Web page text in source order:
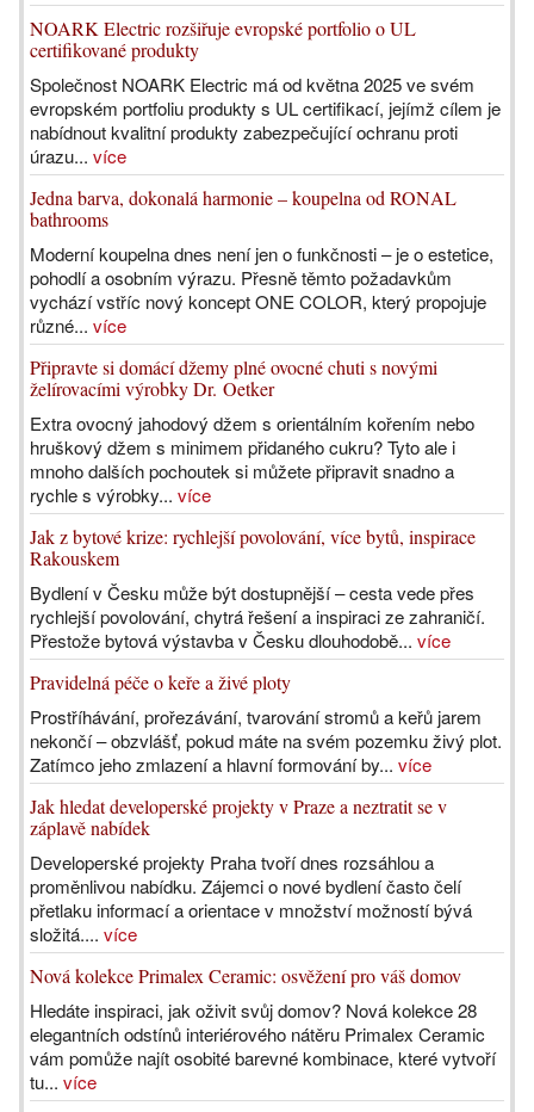
NOARK Electric rozšiřuje evropské portfolio o UL
certifikované produkty
Společnost NOARK Electric má od května 2025 ve svém
evropském portfoliu produkty s UL certifikací, jejímž cílem je
nabídnout kvalitní produkty zabezpečující ochranu proti
úrazu... více
Jedna barva, dokonalá harmonie – koupelna od RONAL
bathrooms
Moderní koupelna dnes není jen o funkčnosti – je o estetice,
pohodlí a osobním výrazu. Přesně těmto požadavkům
vychází vstříc nový koncept ONE COLOR, který propojuje
různé... více
Připravte si domácí džemy plné ovocné chuti s novými
želírovacími výrobky Dr. Oetker
Extra ovocný jahodový džem s orientálním kořením nebo
hruškový džem s minimem přidaného cukru? Tyto ale i
mnoho dalších pochoutek si můžete připravit snadno a
rychle s výrobky... více
Jak z bytové krize: rychlejší povolování, více bytů, inspirace
Rakouskem
Bydlení v Česku může být dostupnější – cesta vede přes
rychlejší povolování, chytrá řešení a inspiraci ze zahraničí.
Přestože bytová výstavba v Česku dlouhodobě... více
Pravidelná péče o keře a živé ploty
Prostříhávání, prořezávání, tvarování stromů a keřů jarem
nekončí – obzvlášť, pokud máte na svém pozemku živý plot.
Zatímco jeho zmlazení a hlavní formování by... více
Jak hledat developerské projekty v Praze a neztratit se v
záplavě nabídek
Developerské projekty Praha tvoří dnes rozsáhlou a
proměnlivou nabídku. Zájemci o nové bydlení často čelí
přetlaku informací a orientace v množství možností bývá
složitá.... více
Nová kolekce Primalex Ceramic: osvěžení pro váš domov
Hledáte inspiraci, jak oživit svůj domov? Nová kolekce 28
elegantních odstínů interiérového nátěru Primalex Ceramic
vám pomůže najít osobité barevné kombinace, které vytvoří
tu... více